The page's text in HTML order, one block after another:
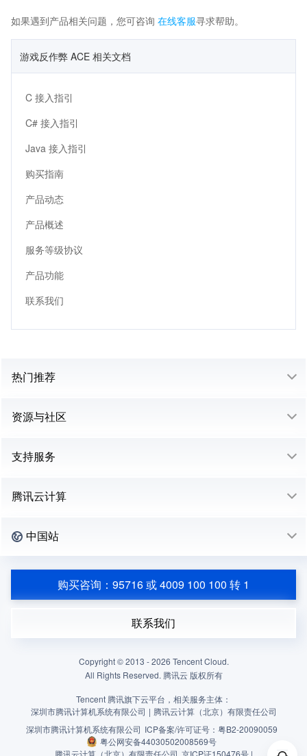
如果遇到产品相关问题，您可咨询 在线客服寻求帮助。
游戏反作弊 ACE 相关文档
C 接入指引
C# 接入指引
Java 接入指引
购买指南
产品动态
产品概述
服务等级协议
产品功能
联系我们
热门推荐
资源与社区
支持服务
腾讯云计算
中国站
购买咨询：95716 或 4009 100 100 转 1
联系我们
Copyright © 2013 -2026 Tencent Cloud.
All Rights Reserved. 腾讯云 版权所有
Tencent 腾讯旗下云平台，相关服务主体：
深圳市腾讯计算机系统有限公司 | 腾讯云计算（北京）有限责任公司
深圳市腾讯计算机系统有限公司 ICP备案/许可证号： 粤B2-20090059
粤公网安备44030502008569号
腾讯云计算（北京）有限责任公司 京ICP证150476号 |